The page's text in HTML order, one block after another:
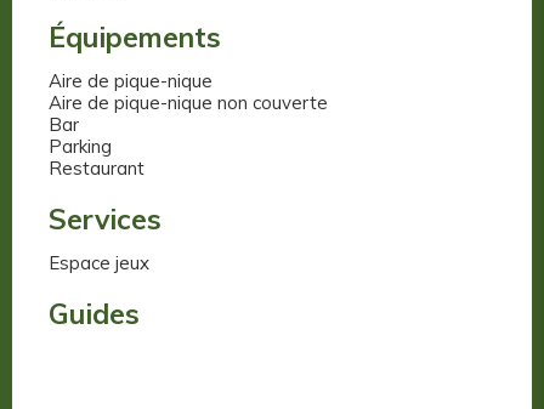
Équipements
Aire de pique-nique
Aire de pique-nique non couverte
Bar
Parking
Restaurant
Services
Espace jeux
Guides